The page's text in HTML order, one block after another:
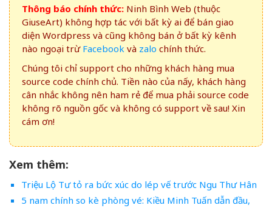
Thông báo chính thức: Ninh Bình Web (thuộc
GiuseArt) không hợp tác với bất kỳ ai để bán giao
diện Wordpress và cũng không bán ở bất kỳ kênh
nào ngoại trừ Facebook và zalo chính thức.
Chúng tôi chỉ support cho những khách hàng mua
source code chính chủ. Tiền nào của nấy, khách hàng
cân nhắc không nên ham rẻ để mua phải source code
không rõ nguồn gốc và không có support về sau! Xin
cám ơn!
Xem thêm:
Triệu Lộ Tư tỏ ra bức xúc do lép vế trước Ngu Thư Hân
5 nam chính so kè phòng vé: Kiều Minh Tuấn dẫn đầu,